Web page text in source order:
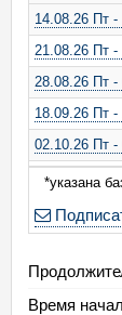
14.08.26 Пт
21.08.26 Пт
28.08.26 Пт
18.09.26 Пт
02.10.26 Пт
16.10.26 Пт
*указана
Время